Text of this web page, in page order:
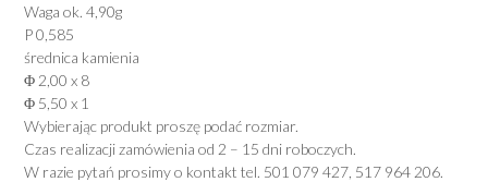
Waga ok. 4,90g
P 0,585
średnica kamienia
Φ 2,00 x 8
Φ 5,50 x 1
Wybierając produkt proszę podać rozmiar.
Czas realizacji zamówienia od 2 – 15 dni roboczych.
W razie pytań prosimy o kontakt tel. 501 079 427, 517 964 206.